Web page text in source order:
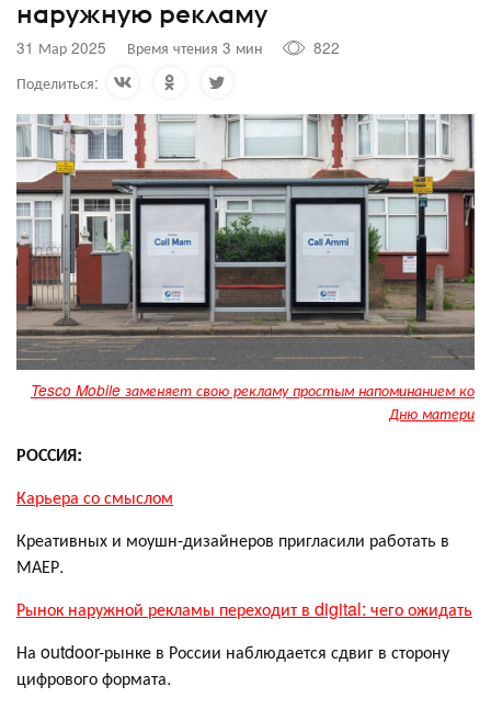
наружную рекламу
31 Мар 2025 Время чтения 3 мин
822
Поделиться:
Tesco Mobile заменяет свою рекламу простым напоминанием ко
Дню матери
РОССИЯ:
Карьера со смыслом
Креативных и моушн-дизайнеров пригласили работать в
МАЕР.
Рынок наружной рекламы переходит в digital: чего ожидать
На outdoor-рынке в России наблюдается сдвиг в сторону
цифрового формата.